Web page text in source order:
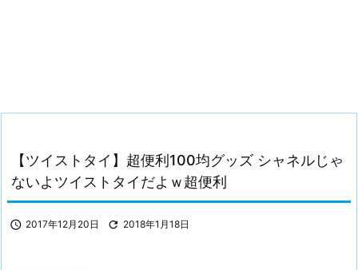
【ツイストタイ】超便利100均グッズ シャネルじゃ
ないよツイストタイだよｗ超便利
 2017年12月20日  2018年1月18日